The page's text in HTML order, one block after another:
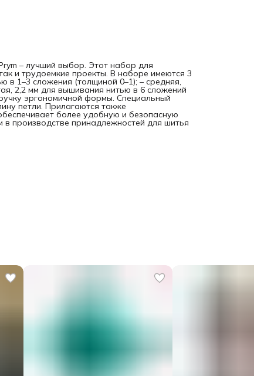
– лучший выбор. Этот набор для
и трудоемкие проекты. В наборе имеются 3
в 1–3 сложения (толщиной 0–1); – средняя,
2,2 мм для вышивания нитью в 6 сложений
эргономичной формы. Специальный
петли. Прилагаются также
более удобную и безопасную
производстве принадлежностей для шитья